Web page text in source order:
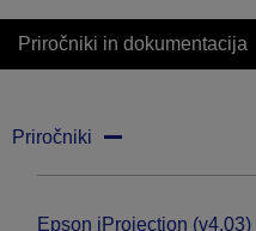
Priročniki in dokumentacija
Priročniki
Epson iProjection (v4.03)